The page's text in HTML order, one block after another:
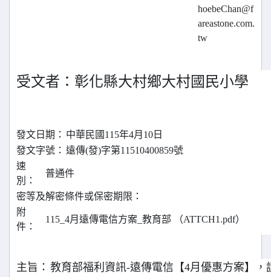
hoebeChan@f
areastone.com.
tw
受文者：彰化縣大村鄉大村國民小學
發文日期： 中華民國115年4月10日
發文字號： 遠傳(發)字第11510400859號
速
別：
普通件
密等及解密條件或保密期限：
附
件：
115_4月遠傳電信方案_教育部 （ATTCH1.pdf）
主旨： 教育部福利資訊-遠傳電信【4月優惠方案】